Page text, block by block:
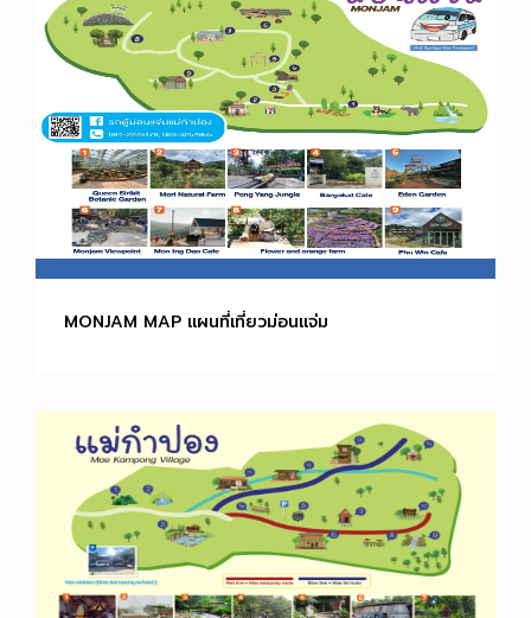
MONJAM MAP แผนที่เที่ยวม่อนแจ่ม